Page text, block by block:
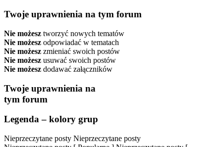
Twoje uprawnienia na tym forum
Nie możesz tworzyć nowych tematów
Nie możesz odpowiadać w tematach
Nie możesz zmieniać swoich postów
Nie możesz usuwać swoich postów
Nie możesz dodawać załączników
Twoje uprawnienia na
tym forum
Legenda – kolory grup
Nieprzeczytane posty Nieprzeczytane posty